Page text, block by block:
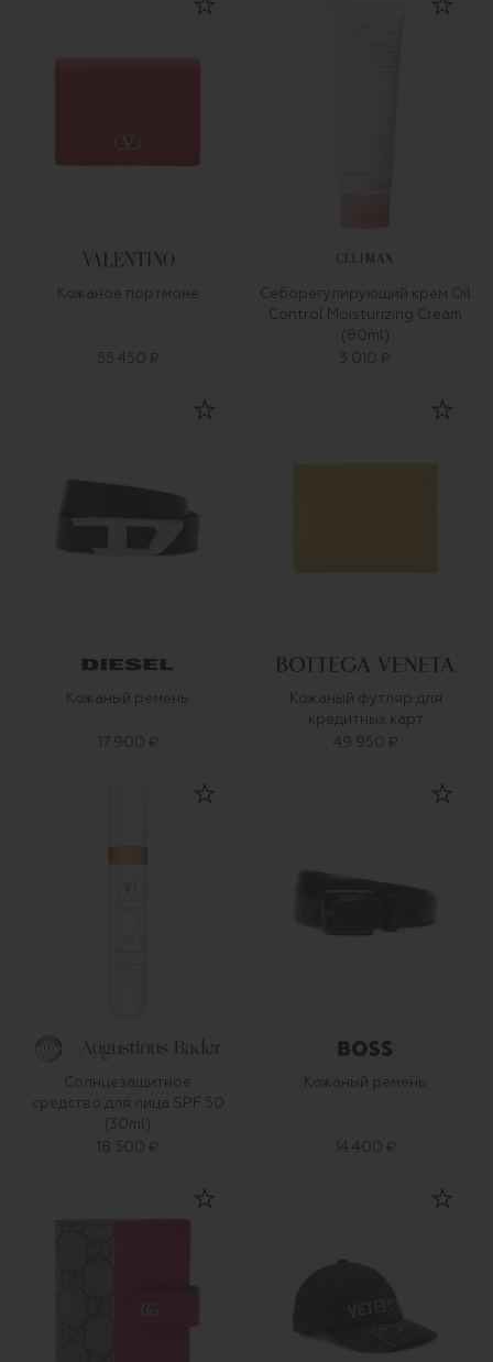
Кожаное портмоне
55 450 ₽
CELIMAX
Себорегулирующий крем Oil
Control Moisturizing Cream
(80ml)
3 010 ₽
Кожаный ремень
17 900 ₽
Кожаный футляр для
кредитных карт
49 950 ₽
Солнцезащитное
средство для лица SPF 50
(30ml)
18 500 ₽
Кожаный ремень
14 400 ₽